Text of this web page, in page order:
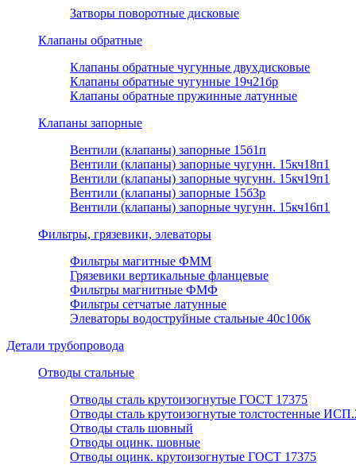
Затворы поворотные дисковые
Клапаны обратные
Клапаны обратные чугунные двухдисковые
Клапаны обратные чугунные 19ч21бр
Клапаны обратные пружинные латунные
Клапаны запорные
Вентили (клапаны) запорные 15б1п
Вентили (клапаны) запорные чугунн. 15кч18п1
Вентили (клапаны) запорные чугунн. 15кч19п1
Вентили (клапаны) запорные 15б3р
Вентили (клапаны) запорные чугунн. 15кч16п1
Фильтры, грязевики, элеваторы
Фильтры магитные ФММ
Грязевики вертикальные фланцевые
Фильтры магнитные ФМФ
Фильтры сетчатые латунные
Элеваторы водоструйные стальные 40с10бк
Детали трубопровода
Отводы стальные
Отводы сталь крутоизогнутые ГОСТ 17375
Отводы сталь крутоизогнутые толстостенные
Отводы сталь шовный
Отводы оцинк. шовные
Отводы оцинк. крутоизогнутые ГОСТ 17375